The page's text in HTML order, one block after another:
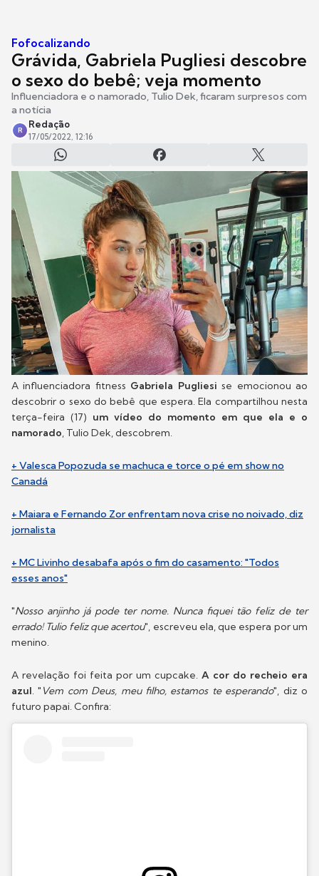
Fofocalizando
Grávida, Gabriela Pugliesi descobre
o sexo do bebê; veja momento
Influenciadora e o namorado, Tulio Dek, ficaram surpresos com
a notícia
R
Redação
17/05/2022, 12:16
A influenciadora fitness Gabriela Pugliesi se emocionou ao
descobrir o sexo do bebê que espera. Ela compartilhou nesta
terça-feira (17) um vídeo do momento em que ela e o
namorado, Tulio Dek, descobrem.
+ Valesca Popozuda se machuca e torce o pé em show no
Canadá
+ Maiara e Fernando Zor enfrentam nova crise no noivado, diz
jornalista
+ MC Livinho desabafa após o fim do casamento: "Todos
esses anos"
"Nosso anjinho já pode ter nome. Nunca fiquei tão feliz de ter
errado! Tulio feliz que acertou", escreveu ela, que espera por um
menino.
A revelação foi feita por um cupcake. A cor do recheio era
azul. " Vem com Deus, meu filho, estamos te esperando", diz o
futuro papai. Confira: